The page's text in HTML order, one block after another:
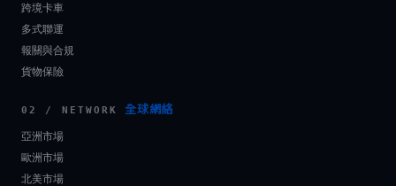
跨境卡車
多式聯運
報關與合規
貨物保險
02 / NETWORK 全球網絡
亞洲市場
歐洲市場
北美市場